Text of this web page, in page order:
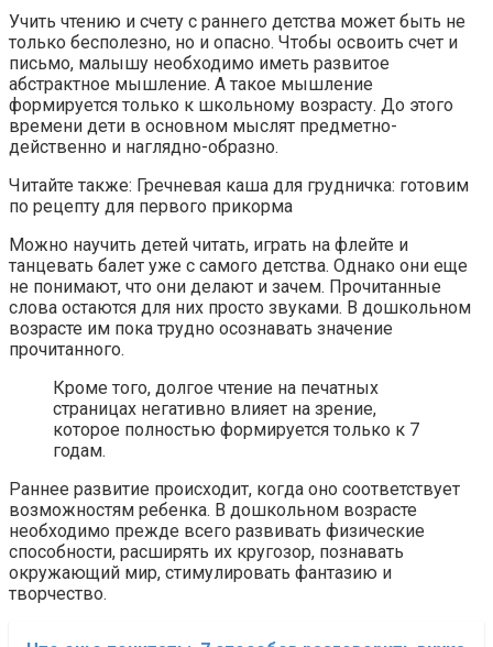
Учить чтению и счету с раннего детства может быть не
только бесполезно, но и опасно. Чтобы освоить счет и
письмо, малышу необходимо иметь развитое
абстрактное мышление. А такое мышление
формируется только к школьному возрасту. До этого
времени дети в основном мыслят предметно-
действенно и наглядно-образно.
Читайте также: Гречневая каша для грудничка: готовим
по рецепту для первого прикорма
Можно научить детей читать, играть на флейте и
танцевать балет уже с самого детства. Однако они еще
не понимают, что они делают и зачем. Прочитанные
слова остаются для них просто звуками. В дошкольном
возрасте им пока трудно осознавать значение
прочитанного.
Кроме того, долгое чтение на печатных
страницах негативно влияет на зрение,
которое полностью формируется только к 7
годам.
Раннее развитие происходит, когда оно соответствует
возможностям ребенка. В дошкольном возрасте
необходимо прежде всего развивать физические
способности, расширять их кругозор, познавать
окружающий мир, стимулировать фантазию и
творчество.